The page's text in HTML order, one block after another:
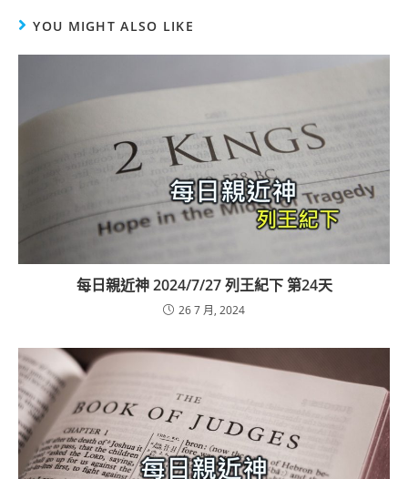
YOU MIGHT ALSO LIKE
每日親近神 2024/7/27 列王紀下 第24天
26 7 月, 2024